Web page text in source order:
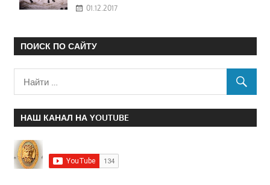
01.12.2017
ПОИСК ПО САЙТУ
НАШ КАНАЛ НА YOUTUBE